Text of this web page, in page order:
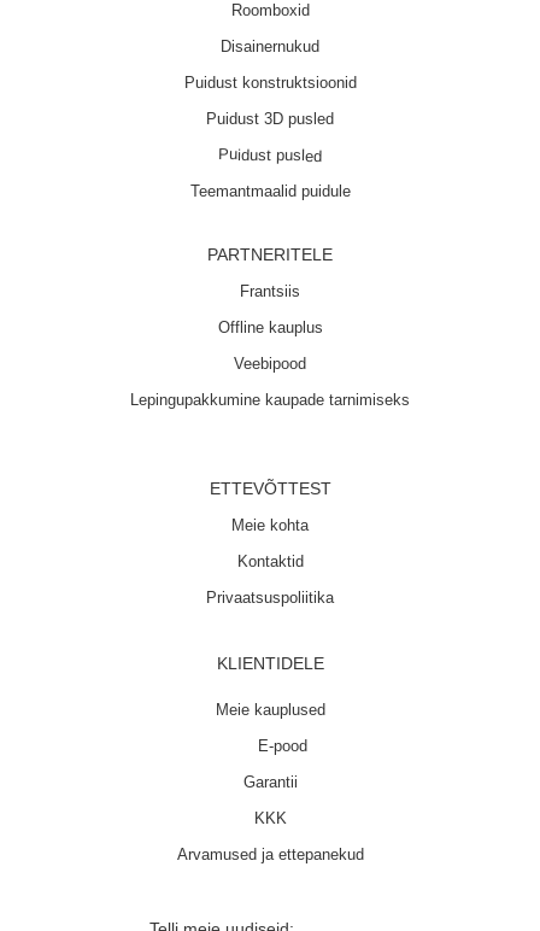
Lepingupakkumine kaupade tarnimiseks
Veebipood
Offline kauplus
Frantsiis
PARTNERITELE
Kontaktid
Privaatsuspoliitika
Meie kohta
ETTEVÕTTEST
KLIENTIDELE
Meie kauplused
Arvamused ja ettepanekud
KKK
Garantii
Puidust konstruktsioonid
Disainernukud
Roomboxid
Puidust 3D pusled
Puidust pusled
Teemantmaalid puidule
E-pood